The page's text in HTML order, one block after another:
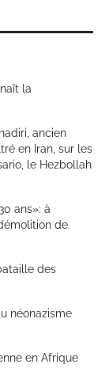
la
ancien
en Iran, sur les
le Hezbollah
ans»: à
de
des
néonazisme
en Afrique